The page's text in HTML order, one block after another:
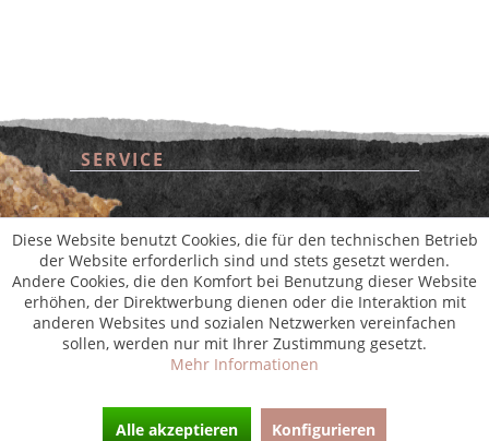
SERVICE
SHOP SERVICE
INFORMATIONEN
NEWSLETTER
* Alle Preise inkl. gesetzl. Mehrwertsteuer zzgl.Versandkostenund ggf.
Nachnahmegebühren, wenn nicht anders beschrieben
aus der digitalenwollwinderei
Diese Website benutzt Cookies, die für den technischen Betrieb
der Website erforderlich sind und stets gesetzt werden.
Andere Cookies, die den Komfort bei Benutzung dieser Website
erhöhen, der Direktwerbung dienen oder die Interaktion mit
anderen Websites und sozialen Netzwerken vereinfachen
sollen, werden nur mit Ihrer Zustimmung gesetzt.
Mehr Informationen
Alle akzeptieren Konfigurieren